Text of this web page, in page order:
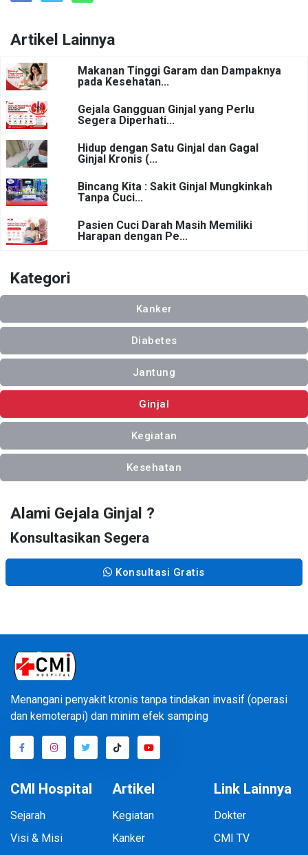
Artikel Lainnya
Makanan Tinggi Garam dan Dampaknya
pada Kesehatan...
Gejala Gangguan Ginjal yang Perlu
Segera Diperhati...
Hidup dengan Satu Ginjal dan Gagal
Ginjal Kronis (...
Bincang Kita : Sakit Ginjal Mungkinkah
Tanpa Cuci...
Pasien Cuci Darah Masih Memiliki
Harapan dengan Pe...
Kategori
Kanker
Diabetes
Jantung
Ginjal
Kegiatan
Kesehatan
Alami Gejala Ginjal ?
Konsultasikan Segera
Konsultasi Gratis
Menangani penyakit kronis tanpa tindakan invasif (operasi
dan kemoterapi) dan minim efek samping
CMI Hospital
Sejarah
Visi & Misi
Artikel
Kegiatan
Kanker
Link Lainnya
Dokter
CMI TV